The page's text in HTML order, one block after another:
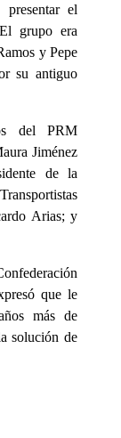
presentar el
grupo era
y Pepe
su antiguo
del PRM
Jiménez
de la
Arias; y
que le
más de
solución de